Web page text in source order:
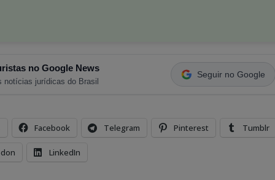
no Google News
notícias jurídicas do Brasil
Seguir no Google
Facebook Telegram Pinterest Tumblr
LinkedIn